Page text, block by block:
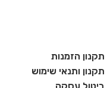
תקנון הזמנות
תקנון ותנאי שימוש